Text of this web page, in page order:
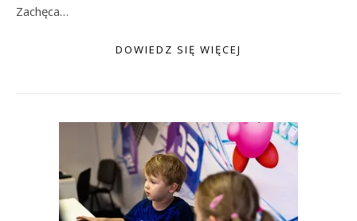
Zachęca…
DOWIEDZ SIĘ WIĘCEJ